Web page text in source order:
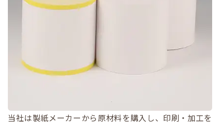
当社は製紙メーカーから原材料を購入し、印刷・加工を